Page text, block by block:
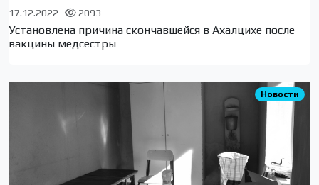
17.12.2022 2093
Установлена причина скончавшейся в Ахалцихе после
вакцины медсестры
Новости